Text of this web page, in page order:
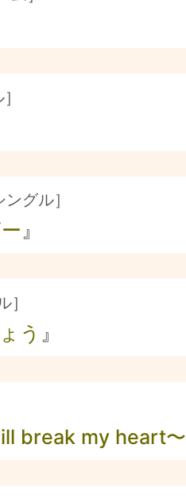
ングル］
』
］
う 』
break my heart〜